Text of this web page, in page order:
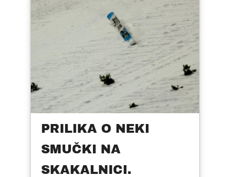
PRILIKA O NEKI
SMUČKI NA
SKAKALNICI.